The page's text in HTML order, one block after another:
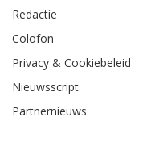
Redactie
Colofon
Privacy & Cookiebeleid
Nieuwsscript
Partnernieuws